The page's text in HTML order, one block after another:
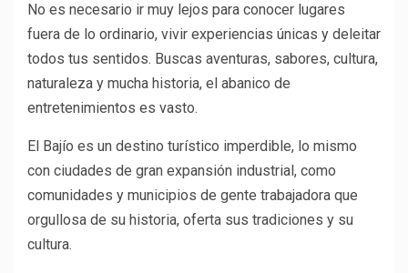
No es necesario ir muy lejos para conocer lugares
fuera de lo ordinario, vivir experiencias únicas y deleitar
todos tus sentidos. Buscas aventuras, sabores, cultura,
naturaleza y mucha historia, el abanico de
entretenimientos es vasto.
El Bajío es un destino turístico imperdible, lo mismo
con ciudades de gran expansión industrial, como
comunidades y municipios de gente trabajadora que
orgullosa de su historia, oferta sus tradiciones y su
cultura.